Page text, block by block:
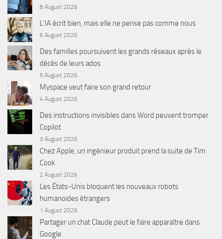
8 August 2026
L’IA écrit bien, mais elle ne pense pas comme nous
6 August 2026
Des familles poursuivent les grands réseaux après le
décès de leurs ados
5 August 2026
Myspace veut faire son grand retour
4 August 2026
Des instructions invisibles dans Word peuvent tromper
Copilot
3 August 2026
Chez Apple, un ingénieur produit prend la suite de Tim
Cook
2 August 2026
Les États-Unis bloquent les nouveaux robots
humanoïdes étrangers
1 August 2026
Partager un chat Claude peut le faire apparaître dans
Google